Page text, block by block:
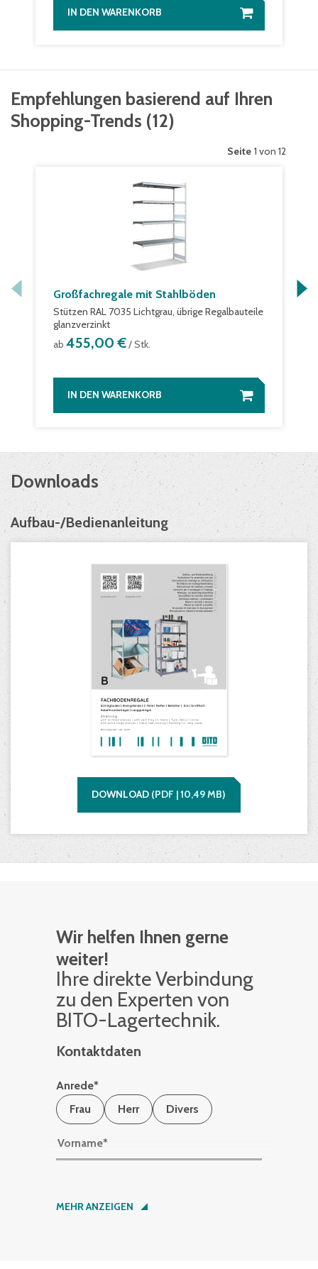
IN DEN WARENKORB
Empfehlungen basierend auf Ihren
Shopping-Trends (12)
Seite 1 von 12
Großfachregale mit Stahlböden
Stützen RAL 7035 Lichtgrau, übrige Regalbauteile
glanzverzinkt
ab 455,00 €/ Stk.
IN DEN WARENKORB
Downloads
Aufbau-/Bedienanleitung
DOWNLOAD (PDF |10,49MB)
Wir helfen Ihnen gerne
weiter!
Ihre di­rek­te Ver­bin­dung
zu den Ex­per­ten von
BITO-La­ger­tech­nik.
Kontaktdaten
Anrede*
Frau
Herr Divers
Vorname*
Nachname*
MEHR ANZEIGEN